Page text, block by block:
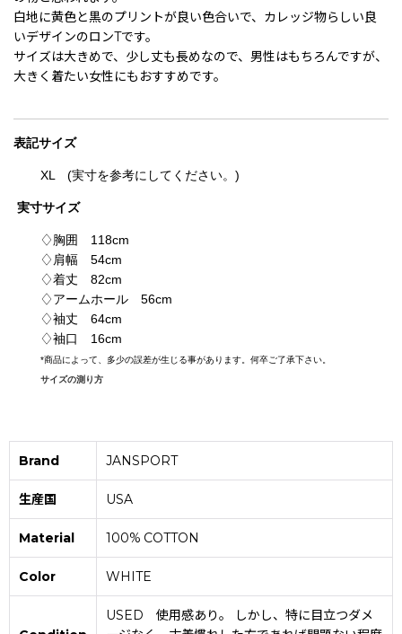
白地に黄色と黒のプリントが良い色合いで、カレッジ物らしい良
いデザインのロンTです。
サイズは大きめで、少し丈も長めなので、男性はもちろんですが、
大きく着たい女性にもおすすめです。
表記サイズ
XL (実寸を参考にしてください。)
実寸サイズ
♢胸囲 118cm
♢肩幅 54cm
♢着丈 82cm
♢アームホール 56cm
♢袖丈 64cm
♢袖口 16cm
*商品によって、多少の誤差が生じる事があります。何卒ご了承下さい。
サイズの測り方
Brand JANSPORT
生産国 USA
Material 100% COTTON
Color WHITE
USED 使用感あり。 しかし、特に目立つダメ